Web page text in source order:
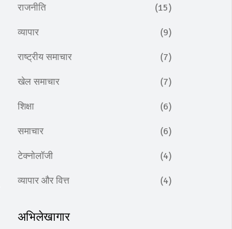
राजनीति (15)
व्यापार (9)
राष्ट्रीय समाचार (7)
खेल समाचार (7)
शिक्षा (6)
समाचार (6)
टेक्नोलॉजी (4)
व्यापार और वित्त (4)
अभिलेखागार